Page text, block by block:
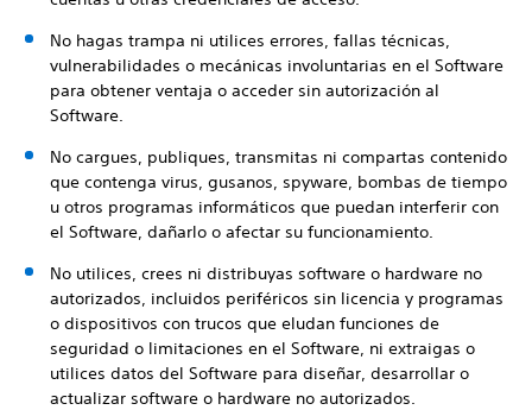
No hagas trampa ni utilices errores, fallas técnicas,
vulnerabilidades o mecánicas involuntarias en el Software
para obtener ventaja o acceder sin autorización al
Software.
No cargues, publiques, transmitas ni compartas contenido
que contenga virus, gusanos, spyware, bombas de tiempo
u otros programas informáticos que puedan interferir con
el Software, dañarlo o afectar su funcionamiento.
No utilices, crees ni distribuyas software o hardware no
autorizados, incluidos periféricos sin licencia y programas
o dispositivos con trucos que eludan funciones de
seguridad o limitaciones en el Software, ni extraigas o
utilices datos del Software para diseñar, desarrollar o
actualizar software o hardware no autorizados.